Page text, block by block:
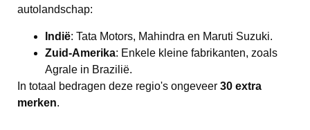
autolandschap:
Indië: Tata Motors, Mahindra en Maruti Suzuki.
Zuid-Amerika: Enkele kleine fabrikanten, zoals
Agrale in Brazilië.
In totaal bedragen deze regio's ongeveer 30 extra
merken.